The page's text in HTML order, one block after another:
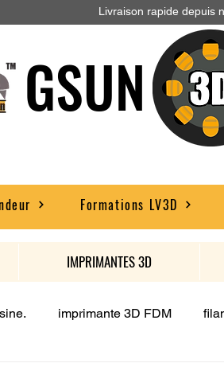
Livraison rapide depuis
GSUN
Formations LV3D
IMPRIMANTES 3D
imprimante 3D FDM